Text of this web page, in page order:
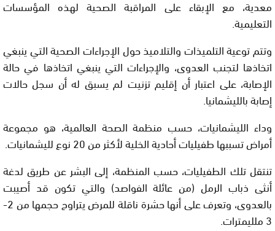
معدية، مع الإبقاء على المراقبة الصحية لهذه المؤسسات
التعليمية.
وتتم توعية التلميذات والتلاميذ حول الإجراءات الصحية التي ينبغي
اتخاذها لتجنب العدوى، والإجراءات التي ينبغي اتخاذها في حالة
الإصابة، على اعتبار أن إقليم تزنيت لم يسبق له أن سجل حالات
إصابة بالليشمانيا.
وداء الليشمانيات، حسب منظمة الصحة العالمية، هو مجموعة
أمراض تسببها طفيليات أحادية الخلية لأكثر من 20 نوع لليشمانيات.
تنتقل تلك الطفيليات، حسب المنظمة، إلى البشر عن طريق لدغة
أنثى ذباب الرمل (من عائلة الفواصد) والتي تكون قد أصيبت
بالعدوى، وتعرف على أنها حشرة ناقلة للمرض يتراوح حجمها من 2-
3 ملليمترات.